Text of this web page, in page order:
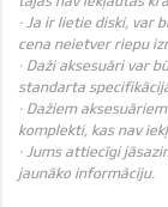
· Ja ir lietie diski, var
cena neietver riepu
· Daži aksesuāri var
standarta
· Dažiem
komplekti, kas nav
· Jums attiecīgi
jaunāko informāciju.